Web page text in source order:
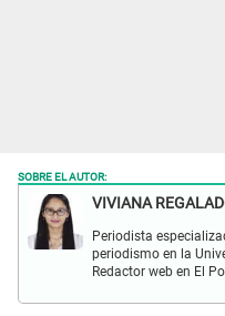
SOBRE EL AUTOR:
VIVIANA
Periodista
periodismo en la
Redactor web en El
y crónicas.